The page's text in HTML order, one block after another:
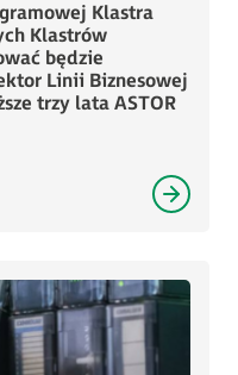
Klastra
Klastrów
będzie
Linii Biznesowej
trzy lata ASTOR